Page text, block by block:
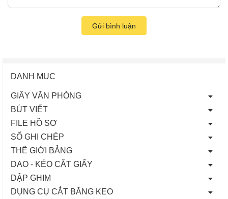
Gửi bình luận
DANH MỤC
GIẤY VĂN PHÒNG
BÚT VIẾT
FILE HỒ SƠ
SỔ GHI CHÉP
THẾ GIỚI BẢNG
DAO - KÉO CẮT GIẤY
DẬP GHIM
DỤNG CỤ CẮT BĂNG KEO